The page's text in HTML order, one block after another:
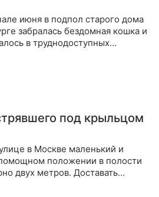
июня в подпол старого дома
забралась бездомная кошка и
в труднодоступных
под крыльцом
в Москве маленький и
положении в полости
двух метров. Доставать